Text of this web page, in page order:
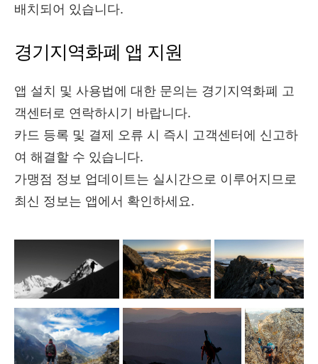
배치되어 있습니다.
경기지역화폐 앱 지원
앱 설치 및 사용법에 대한 문의는 경기지역화폐 고
객센터로 연락하시기 바랍니다.
카드 등록 및 결제 오류 시 즉시 고객센터에 신고하
여 해결할 수 있습니다.
가맹점 정보 업데이트는 실시간으로 이루어지므로
최신 정보는 앱에서 확인하세요.